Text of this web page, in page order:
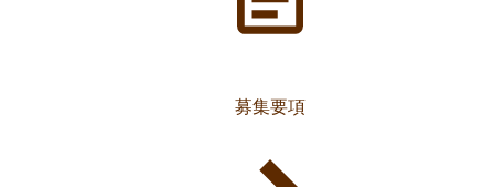
募集要項